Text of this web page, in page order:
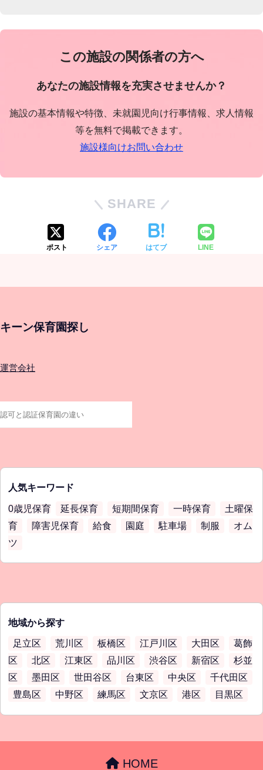
この施設の関係者の方へ
あなたの施設情報を充実させませんか？
施設の基本情報や特徴、未就園児向け行事情報、求人情報
等を無料で掲載できます。
施設様向けお問い合わせ
SHARE
ポスト シェア はてブ LINE
キーン保育園探し
運営会社
人気キーワード
0歳児保育 延長保育 短期間保育 一時保育
土曜保
育
障害児保育 給食 園庭 駐車場 制服
オム
ツ
地域から探す
足立区 荒川区 板橋区 江戸川区 大田区
葛飾
区
北区 江東区 品川区 渋谷区 新宿区
杉並
区
墨田区 世田谷区 台東区 中央区
千代田区
豊島区
中野区 練馬区 文京区 港区 目黒区
HOME